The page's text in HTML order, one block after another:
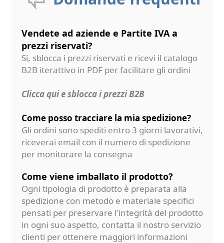
Vendete ad aziende e Partite IVA a
prezzi riservati?
Si, sblocca i prezzi riservati e ricevi il catalogo
B2B iterattivo in PDF per facilitare gli ordini
Clicca qui e sblocca i prezzi B2B
Come posso tracciare la mia spedizione?
Gli ordini sono spediti entro 3 giorni lavorativi,
riceverai email con il numero di spedizione
per monitorare la consegna
Come viene imballato il prodotto?
Ogni tipologia di prodotto è preparata alla
spedizione con metodo e materiale specifici
pensati per preservare l'integrità del prodotto
in ogni suo aspetto, contatta il nostro servizio
clienti per ottenere maggiori informazioni